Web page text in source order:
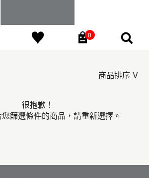
0
商品排序
很抱歉！
篩選條件的商品，請重新選擇。